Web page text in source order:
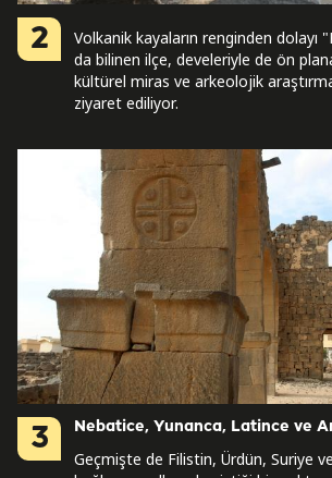
2
Volkanik kayaların renginden dolayı
da bilinen ilçe, develeriyle de ön
kültürel miras ve arkeolojik
ziyaret ediliyor.
3 Nebatice, Yunanca, Latince ve
Geçmişte de Filistin, Ürdün, Suriye